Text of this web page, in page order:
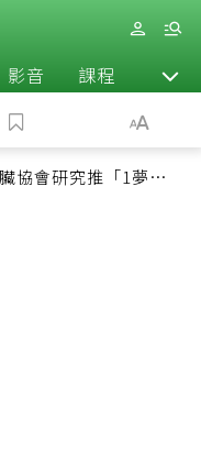
影音 課程 退休
協會研究推「1夢幻水